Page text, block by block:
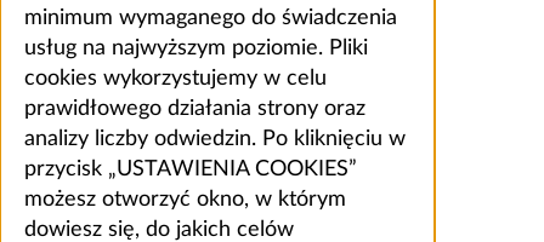
minimum wymaganego do świadczenia
usług na najwyższym poziomie. Pliki
cookies wykorzystujemy w celu
prawidłowego działania strony oraz
analizy liczby odwiedzin. Po kliknięciu w
przycisk „USTAWIENIA COOKIES”
możesz otworzyć okno, w którym
dowiesz się, do jakich celów